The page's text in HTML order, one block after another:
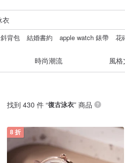
斜背包 結婚書約 apple watch 錶帶 花
時尚潮流 風
找到 430 件 “復古泳衣” 商品
8 折